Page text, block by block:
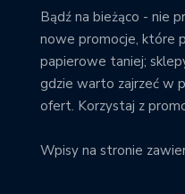
Bądź na bieżąco - nie
nowe promocje, które
papierowe taniej;
gdzie warto zajrzeć w
ofert. Korzystaj z
Wpisy na stronie